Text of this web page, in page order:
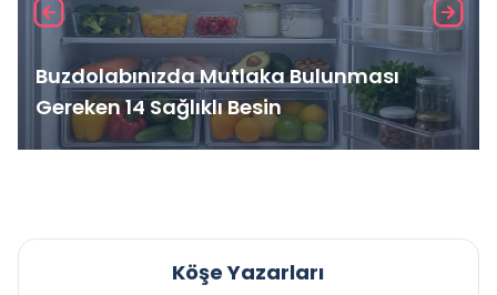
Buzdolabınızda Mutlaka Bulunması
Gereken 14 Sağlıklı Besin
Köşe Yazarları